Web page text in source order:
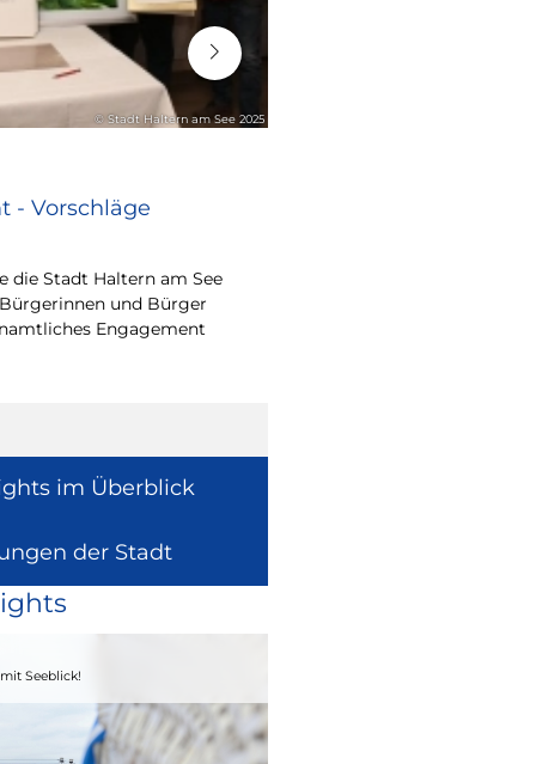
© Stadt Haltern am See 2025
- Vorschläge
die Stadt Haltern am See
und Bürger
Engagement
im Überblick
der Stadt
Seeblick!